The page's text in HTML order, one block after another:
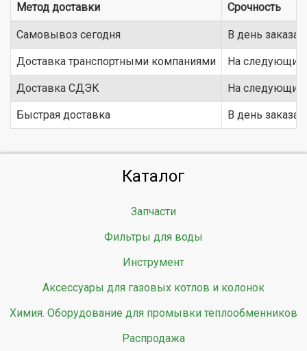
Метод доставки Срочность
Самовывоз сегодня В день заказа
Доставка транспортными компаниями На следующий
Доставка СДЭК На следующий
Быстрая доставка В день заказа
Каталог
Запчасти
Фильтры для воды
Инструмент
Аксессуары для газовых котлов и колонок
Химия. Оборудование для промывки теплообменников
Распродажа